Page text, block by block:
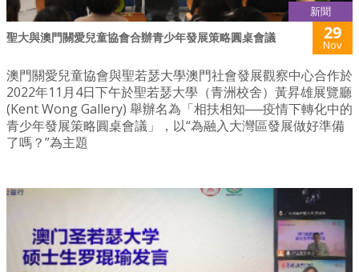
新聞
聖大與澳門關愛兒童協會合辦青少年發展策略圓桌會議 29
Nov
澳門關愛兒童協會與聖若瑟大學澳門社會發展觀察中心合作於
2022年11月4日下午於聖若瑟大學（青洲校舍）黃昇雄展覽廳
(Kent Wong Gallery) 舉辦名為「相扶相知──疫情下轉化中的
青少年發展策略圓桌會議」，以“為融入大灣區發展做好準備
了嗎？”為主題